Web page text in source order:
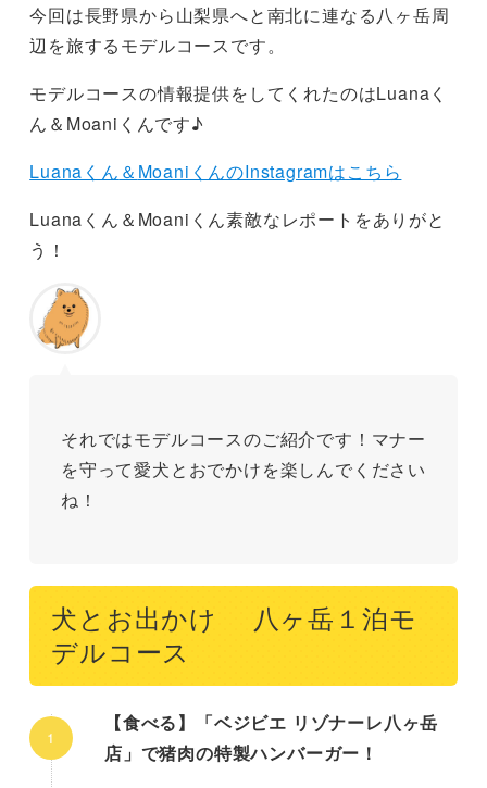
今回は長野県から山梨県へと南北に連なる八ヶ岳周
辺を旅するモデルコースです。
モデルコースの情報提供をしてくれたのはLuanaく
ん＆Moaniくんです♪
Luanaくん ＆ MoaniくんのInstagramはこちら
Luanaくん＆Moaniくん素敵なレポートをありがと
う！
それではモデルコースのご紹介です！マナー
を守って愛犬とおでかけを楽しんでください
ね！
犬とお出かけ 八ヶ岳１泊モ
デルコース
【食べる】「ベジビエ リゾナーレ八ヶ岳
店」で猪肉の特製ハンバーガー！